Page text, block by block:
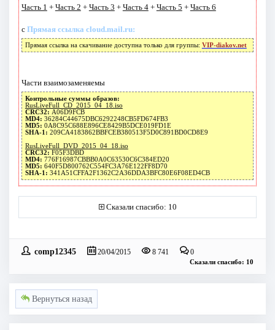
Часть 1 + Часть 2 + Часть 3 + Часть 4+ Часть 5 + Часть 6
с Прямая ссылка cloud.mail.ru:
Прямая ссылка на скачивание доступна только для группы: VIP-diakov.net
Части взаимозаменяемы
Контрольные суммы образов:
RusLiveFull_CD_2015_04_18.iso
CRC32: A06D9FCB
MD4: 36284C44675DBC6292248CB5FD674FB3
MD5: 0A8C95C688E896CE8429B5DCE019FD1E
SHA-1: 209CA4183862BBFCEB380513F5D0C891BD0CD8E9
RusLiveFull_DVD_2015_04_18.iso
CRC32: F05F3DBD
MD4: 776F16987CBBB0A0C63530C6C384ED20
MD5: 640F5D800762C554FC3A76E122FF8D70
SHA-1: 341A51CFFA2F1362C2A36DDA3BFC80E6F08ED4CB
Сказали спасибо: 10
comp12345 20/04/2015 8 741 0
Сказали спасибо: 10
Вернуться назад